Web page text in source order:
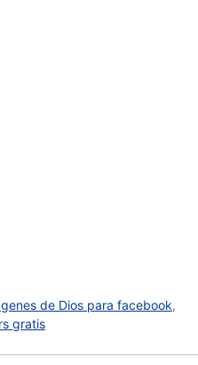
de Dios para facebook,
gratis